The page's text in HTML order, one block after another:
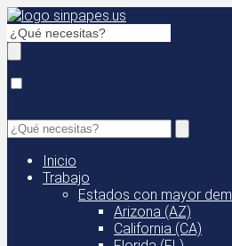
Inicio
Trabajo
Estados con mayor
Arizona (AZ)
California (CA)